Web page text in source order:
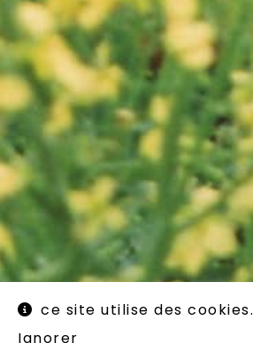
ce site utilise des cookies.
Ignorer